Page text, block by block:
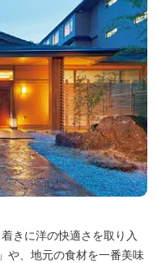
きに洋の快適さを取り入
や、地元の食材を一番美味